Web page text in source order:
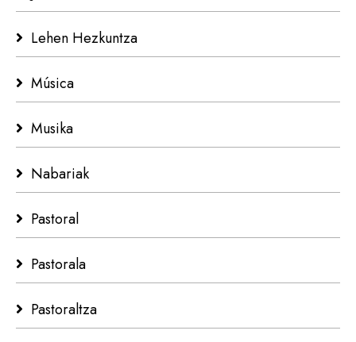
Lehen Hezkuntza
Música
Musika
Nabariak
Pastoral
Pastorala
Pastoraltza